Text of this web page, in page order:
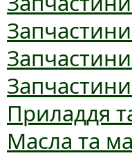
Приладдя
Масла та